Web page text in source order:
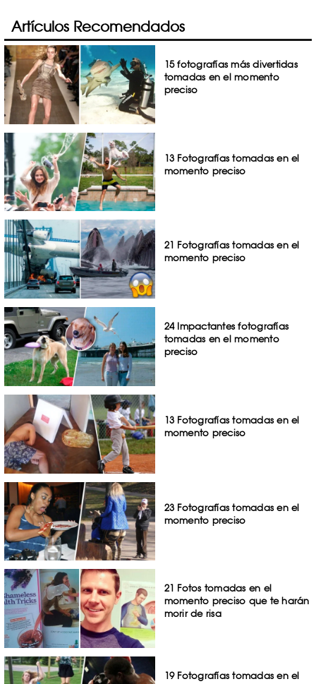
Artículos Recomendados
15 fotografías más divertidas
tomadas en el momento
preciso
13 Fotografías tomadas en el
momento preciso
21 Fotografías tomadas en el
momento preciso
24 Impactantes fotografías
tomadas en el momento
preciso
13 Fotografías tomadas en el
momento preciso
23 Fotografías tomadas en el
momento preciso
21 Fotos tomadas en el
momento preciso que te harán
morir de risa
19 Fotografías tomadas en el